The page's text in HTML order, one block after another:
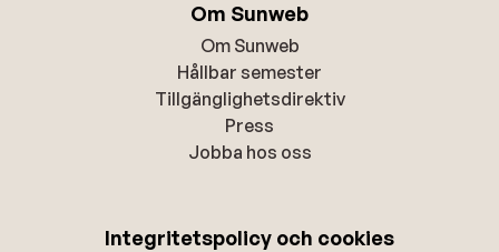
Om Sunweb
Om Sunweb
Hållbar semester
Tillgänglighetsdirektiv
Press
Jobba hos oss
Integritetspolicy och cookies